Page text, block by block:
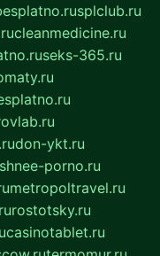
splclub.ru
cleanmedicine.ru
seks-365.ru
don-ykt.ru
porno.ru
metropoltravel.ru
rostotsky.ru
casinotablet.ru